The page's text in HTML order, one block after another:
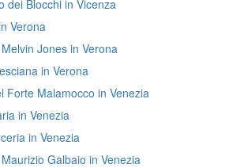
dei Blocchi in Vicenza
Verona
Jones in Verona
in Verona
Forte Malamocco in Venezia
in Venezia
in Venezia
Galbaio in Venezia